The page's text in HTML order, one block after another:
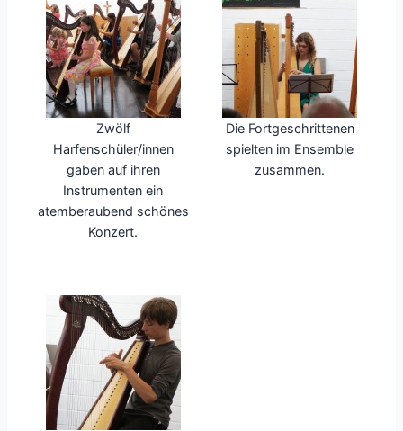
Zwölf
Harfenschüler/innen
gaben auf ihren
Instrumenten ein
atemberaubend schönes
Konzert.
Die Fortgeschrittenen
spielten im Ensemble
zusammen.